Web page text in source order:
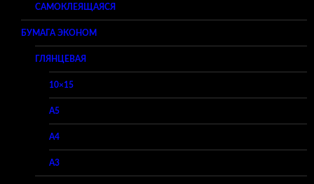
САМОКЛЕЯЩАЯСЯ
БУМАГА ЭКОНОМ
ГЛЯНЦЕВАЯ
10×15
A5
A4
A3